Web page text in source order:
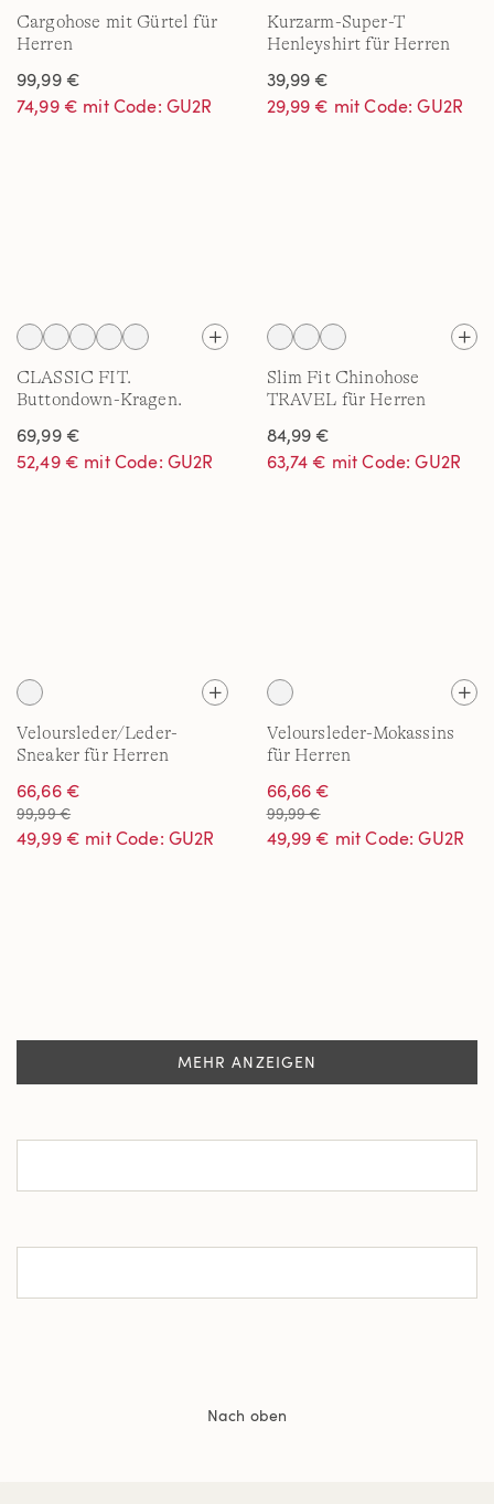
Cargohose mit Gürtel für
Herren
99,99 €
74,99 € mit Code: GU2R
Kurzarm-Super-T
Henleyshirt für Herren
39,99 €
29,99 € mit Code: GU2R
CLASSIC FIT.
Buttondown-Kragen.
69,99 €
52,49 € mit Code: GU2R
Slim Fit Chinohose
TRAVEL für Herren
84,99 €
63,74 € mit Code: GU2R
Veloursleder/Leder-
Sneaker für Herren
66,66 €
99,99 €
49,99 € mit Code: GU2R
Veloursleder-Mokassins
für Herren
66,66 €
99,99 €
49,99 € mit Code: GU2R
MEHR ANZEIGEN
Nach oben